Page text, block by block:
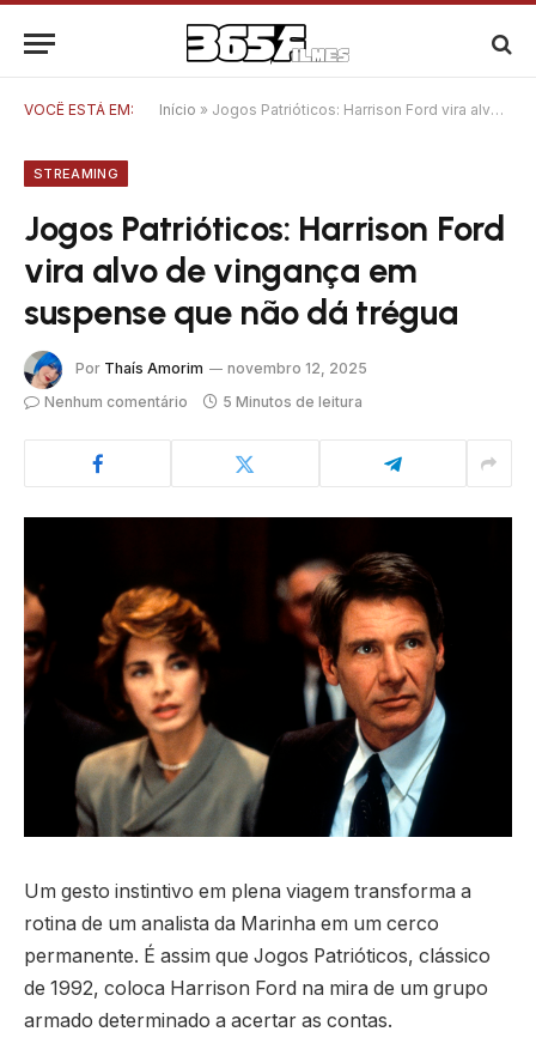
VOCÊ ESTÁ EM: Início » Jogos Patrióticos: Harrison Ford vira alvo de vingança em suspense que não dá trégua
STREAMING
Jogos Patrióticos: Harrison Ford
vira alvo de vingança em
suspense que não dá trégua
Por Thaís Amorim
novembro 12, 2025
Nenhum comentário
5 Minutos de leitura
Um gesto instintivo em plena viagem transforma a
rotina de um analista da Marinha em um cerco
permanente. É assim que Jogos Patrióticos, clássico
de 1992, coloca Harrison Ford na mira de um grupo
armado determinado a acertar as contas.